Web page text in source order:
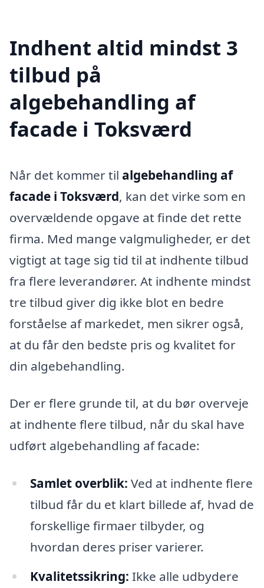
Indhent altid mindst 3
tilbud på
algebehandling af
facade i Toksværd
Når det kommer til algebehandling af
facade i Toksværd, kan det virke som en
overvældende opgave at finde det rette
firma. Med mange valgmuligheder, er det
vigtigt at tage sig tid til at indhente tilbud
fra flere leverandører. At indhente mindst
tre tilbud giver dig ikke blot en bedre
forståelse af markedet, men sikrer også,
at du får den bedste pris og kvalitet for
din algebehandling.
Der er flere grunde til, at du bør overveje
at indhente flere tilbud, når du skal have
udført algebehandling af facade:
Samlet overblik: Ved at indhente flere
tilbud får du et klart billede af, hvad de
forskellige firmaer tilbyder, og
hvordan deres priser varierer.
Kvalitetssikring: Ikke alle udbydere